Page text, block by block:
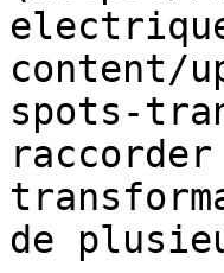
content/
spots-
de